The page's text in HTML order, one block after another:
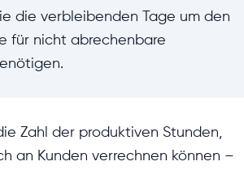
die verbleibenden Tage um den
für nicht abrechenbare
Zahl der produktiven Stunden,
an Kunden verrechnen können –